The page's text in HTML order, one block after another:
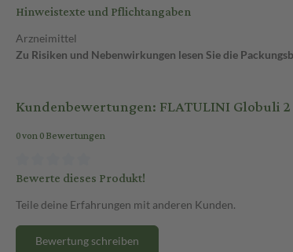
Hinweistexte und Pflichtangaben
Arzneimittel
Zu Risiken und Nebenwirkungen lesen Sie die
Kundenbewertungen: FLATULINI Globuli
0 von 0 Bewertungen
Bewerte dieses Produkt!
Teile deine Erfahrungen mit anderen Kunden.
Bewertung schreiben